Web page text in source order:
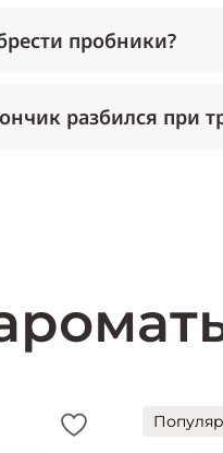
пробники?
разбился при